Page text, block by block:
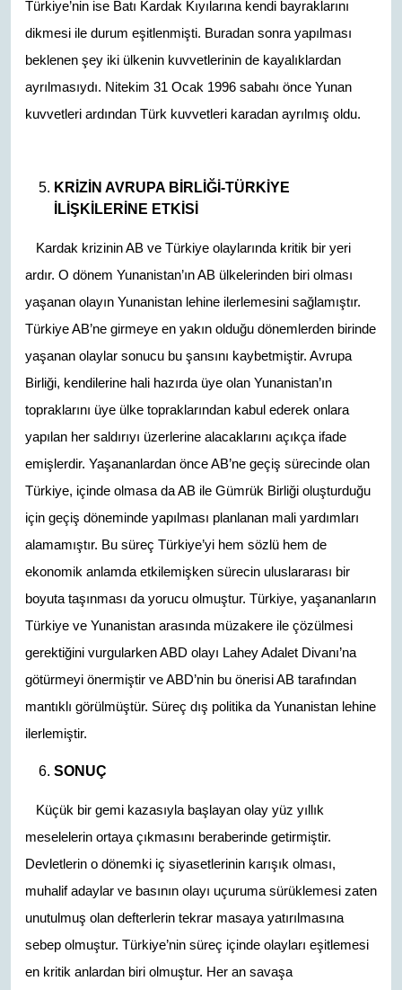
Türkiye’nin ise Batı Kardak Kıyılarına kendi bayraklarını
dikmesi ile durum eşitlenmişti. Buradan sonra yapılması
beklenen şey iki ülkenin kuvvetlerinin de kayalıklardan
ayrılmasıydı. Nitekim 31 Ocak 1996 sabahı önce Yunan
kuvvetleri ardından Türk kuvvetleri karadan ayrılmış oldu.
KRİZİN AVRUPA BİRLİĞİ-TÜRKİYE
İLİŞKİLERİNE ETKİSİ
Kardak krizinin AB ve Türkiye olaylarında kritik bir yeri
ardır. O dönem Yunanistan’ın AB ülkelerinden biri olması
yaşanan olayın Yunanistan lehine ilerlemesini sağlamıştır.
Türkiye AB’ne girmeye en yakın olduğu dönemlerden birinde
yaşanan olaylar sonucu bu şansını kaybetmiştir. Avrupa
Birliği, kendilerine hali hazırda üye olan Yunanistan’ın
topraklarını üye ülke topraklarından kabul ederek onlara
yapılan her saldırıyı üzerlerine alacaklarını açıkça ifade
emişlerdir. Yaşananlardan önce AB’ne geçiş sürecinde olan
Türkiye, içinde olmasa da AB ile Gümrük Birliği oluşturduğu
için geçiş döneminde yapılması planlanan mali yardımları
alamamıştır. Bu süreç Türkiye’yi hem sözlü hem de
ekonomik anlamda etkilemişken sürecin uluslararası bir
boyuta taşınması da yorucu olmuştur. Türkiye, yaşananların
Türkiye ve Yunanistan arasında müzakere ile çözülmesi
gerektiğini vurgularken ABD olayı Lahey Adalet Divanı’na
götürmeyi önermiştir ve ABD’nin bu önerisi AB tarafından
mantıklı görülmüştür. Süreç dış politika da Yunanistan lehine
ilerlemiştir.
SONUÇ
Küçük bir gemi kazasıyla başlayan olay yüz yıllık
meselelerin ortaya çıkmasını beraberinde getirmiştir.
Devletlerin o dönemki iç siyasetlerinin karışık olması,
muhalif adaylar ve basının olayı uçuruma sürüklemesi zaten
unutulmuş olan defterlerin tekrar masaya yatırılmasına
sebep olmuştur. Türkiye’nin süreç içinde olayları eşitlemesi
en kritik anlardan biri olmuştur. Her an savaşa